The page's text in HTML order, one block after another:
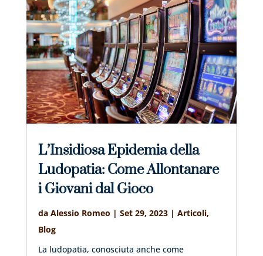
L’Insidiosa Epidemia della
Ludopatia: Come Allontanare
i Giovani dal Gioco
da Alessio Romeo | Set 29, 2023| Articoli,
Blog
La ludopatia, conosciuta anche come